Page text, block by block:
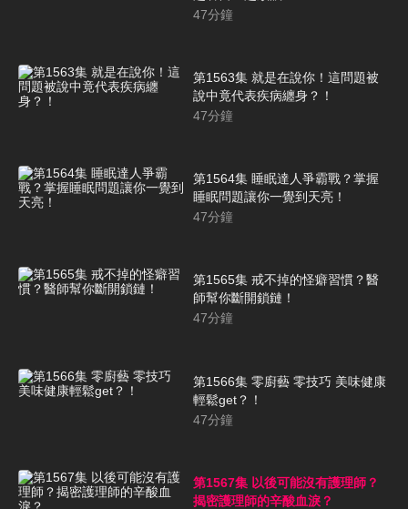
47分鐘
第1563集 就是在說你！這問題被
說中竟代表疾病纏身？！
47分鐘
第1564集 睡眠達人爭霸戰？掌握
睡眠問題讓你一覺到天亮！
47分鐘
第1565集 戒不掉的怪癖習慣？醫
師幫你斷開鎖鏈！
47分鐘
第1566集 零廚藝 零技巧 美味健康
輕鬆get？！
47分鐘
第1567集 以後可能沒有護理師？
揭密護理師的辛酸血淚？